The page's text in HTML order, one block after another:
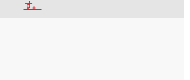
す。